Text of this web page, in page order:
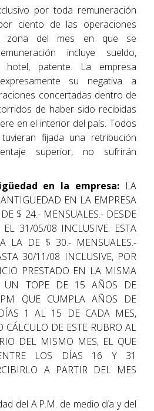
por toda remuneración
ciento de las operaciones
zona del mes en que se
incluye sueldo,
hotel, patente. La empresa
su negativa a
concertadas dentro de
de haber sido recibidas
en el interior del país. Todos
fijada una retribución
superior, no sufrirán
en la empresa: LA
EN LA EMPRESA
$ 24.- MENSUALES.- DESDE
31/05/08 INCLUSIVE. ESTA
LA DE $ 30.- MENSUALES.-
30/11/08 INCLUSIVE, POR
PRESTADO EN LA MISMA
UN TOPE DE 15 AÑOS DE
QUE CUMPLA AÑOS DE
1 AL 15 DE CADA MES,
CÁLCULO DE ESTE RUBRO AL
DEL MISMO MES, EL QUE
LOS DÍAS 16 Y 31
A PARTIR DEL MES
del A.P.M. de medio día y del